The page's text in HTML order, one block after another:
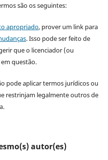
são os seguintes:
apropriado, prover um link para
. Isso pode ser feito de
que o licenciador (ou
questão.
pode aplicar termos jurídicos ou
restrinjam legalmente outros de
autor(es)